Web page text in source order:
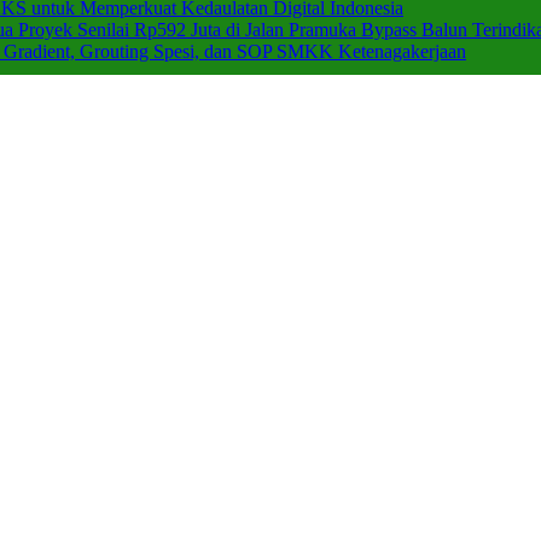
untuk Memperkuat Kedaulatan Digital Indonesia
Senilai Rp592 Juta di Jalan Pramuka Bypass Balun
Grouting Spesi, dan SOP SMKK Ketenagakerjaan